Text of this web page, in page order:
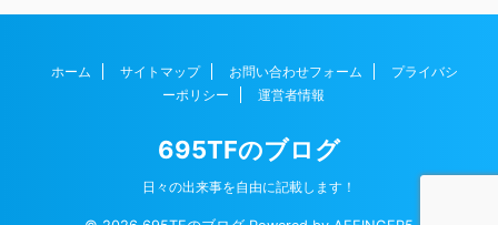
ホーム サイトマップ お問い合わせフォーム
プライバシ
ーポリシー
運営者情報
695TFのブログ
日々の出来事を自由に記載します！